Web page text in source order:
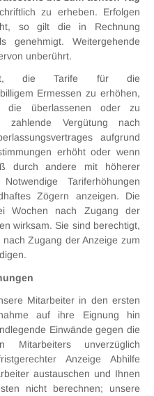
zu erheben. Erfolgen
so gilt die in Rechnung
genehmigt. Weitergehende
unberührt.
die Tarife für die
Ermessen zu erhöhen,
überlassenen oder zu
zahlende Vergütung nach
aufgrund
erhöht oder wenn
durch andere mit höherer
Tariferhöhungen
Zögern anzeigen. Die
Wochen nach Zugang der
wirksam. Sie sind berechtigt,
Zugang der Anzeige zum
Mitarbeiter in den ersten
auf ihre Eignung hin
Einwände gegen die
Mitarbeiters unverzüglich
Anzeige Abhilfe
austauschen und Ihnen
nicht berechnen; unsere